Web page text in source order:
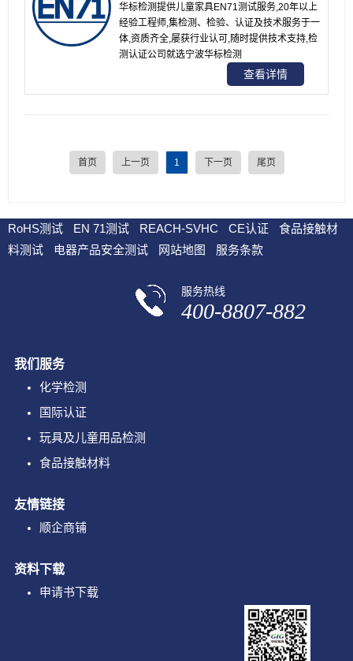
华标检测提供儿童家具EN71测试服务,20年以上
经验工程师,集检测、检验、认证及技术服务于一
体,资质齐全,屡获行业认可,随时提供技术支持,检
测认证公司就选宁波华标检测
查看详情
首页 上一页 1 下一页 尾页
RoHS测试 EN 71测试 REACH-SVHC CE认证
食品接触材
料测试
电器产品安全测试 网站地图 服务条款
服务热线
400-8807-882
我们服务
化学检测
国际认证
玩具及儿童用品检测
食品接触材料
友情链接
顺企商铺
资料下载
申请书下载